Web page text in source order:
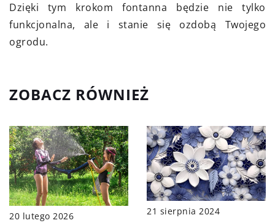
Dzięki tym krokom fontanna będzie nie tylko
funkcjonalna, ale i stanie się ozdobą Twojego
ogrodu.
ZOBACZ RÓWNIEŻ
20 lutego 2026 21 sierpnia 2024